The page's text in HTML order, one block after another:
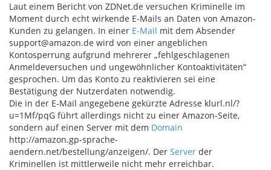
Laut einem Bericht von ZDNet.de versuchen Kriminelle im
Moment durch echt wirkende E-Mails an Daten von Amazon-
Kunden zu gelangen. In einer E-Mail mit dem Absender
support@amazon.de wird von einer angeblichen
Kontosperrung aufgrund mehrerer „fehlgeschlagenen
Anmeldeversuchen und ungewöhnlicher Kontoaktivitäten“
gesprochen. Um das Konto zu reaktivieren sei eine
Bestätigung der Nutzerdaten notwendig.
Die in der E-Mail angegebene gekürzte Adresse klurl.nl/?
u=1Mf/pqG führt allerdings nicht zu einer Amazon-Seite,
sondern auf einen Server mit dem Domain
http://amazon.gp-sprache-
aendern.net/bestellung/anzeigen/. Der Server der
Kriminellen ist mittlerweile nicht mehr erreichbar.